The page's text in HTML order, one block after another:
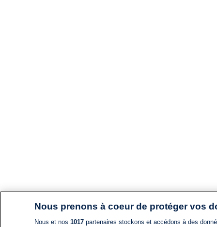
Nous prenons à coeur de protéger vos
Nous et nos 1017partenaires stockons et accédons à des